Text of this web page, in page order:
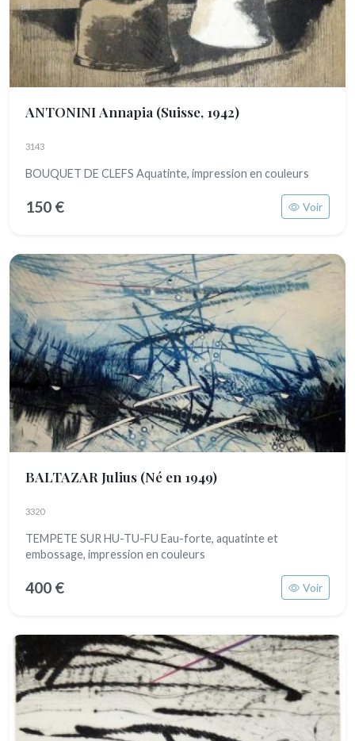
ANTONINI Annapia (Suisse, 1942)
3143
BOUQUET DE CLEFS Aquatinte, impression en couleurs
150 € Voir
BALTAZAR Julius (Né en 1949)
3320
TEMPETE SUR HU-TU-FU Eau-forte, aquatinte et
embossage, impression en couleurs
400 € Voir